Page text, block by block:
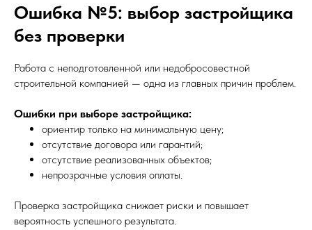
Ошибка №5: выбор застройщика
без проверки
Работа с неподготовленной или недобросовестной
строительной компанией — одна из главных причин проблем.
Ошибки при выборе застройщика:
ориентир только на минимальную цену;
отсутствие договора или гарантий;
отсутствие реализованных объектов;
непрозрачные условия оплаты.
Проверка застройщика снижает риски и повышает
вероятность успешного результата.